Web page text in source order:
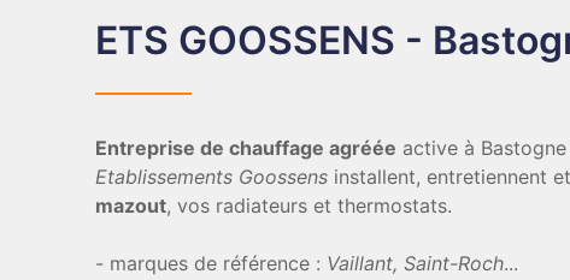
ETS GOOSSENS -
Entreprise de chauffage agréée active à
Etablissements Goossens installent, entretiennent
mazout, vos radiateurs et thermostats.
- marques de référence : Vaillant, Saint-Roch...